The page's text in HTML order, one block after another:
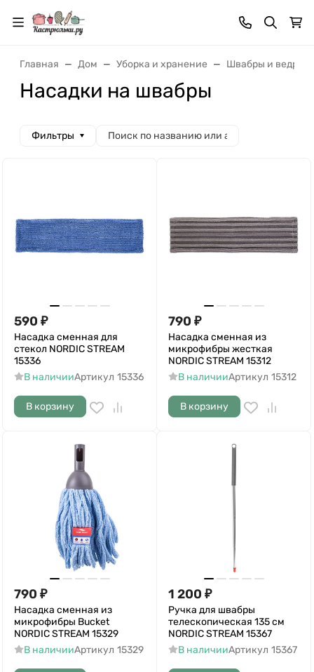
Главная Дом Уборка и хранение Швабры и ведра
Насадки на швабры
Фильтры
590 ₽
Насадка сменная для
стекол NORDIC STREAM
15336
В наличииАртикул 15336
В корзину
790 ₽
Насадка сменная из
микрофибры жесткая
NORDIC STREAM 15312
В наличииАртикул 15312
В корзину
790 ₽
Насадка сменная из
микрофибры Bucket
NORDIC STREAM 15329
В наличииАртикул 15329
1 200 ₽
Ручка для швабры
телескопическая 135 см
NORDIC STREAM 15367
В наличииАртикул 15367